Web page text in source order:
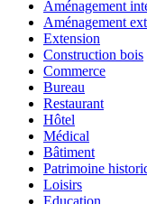
Aménagement
Aménagement
Extension
Construction bois
Commerce
Bureau
Restaurant
Hôtel
Médical
Bâtiment
Patrimoine
Loisirs
Education